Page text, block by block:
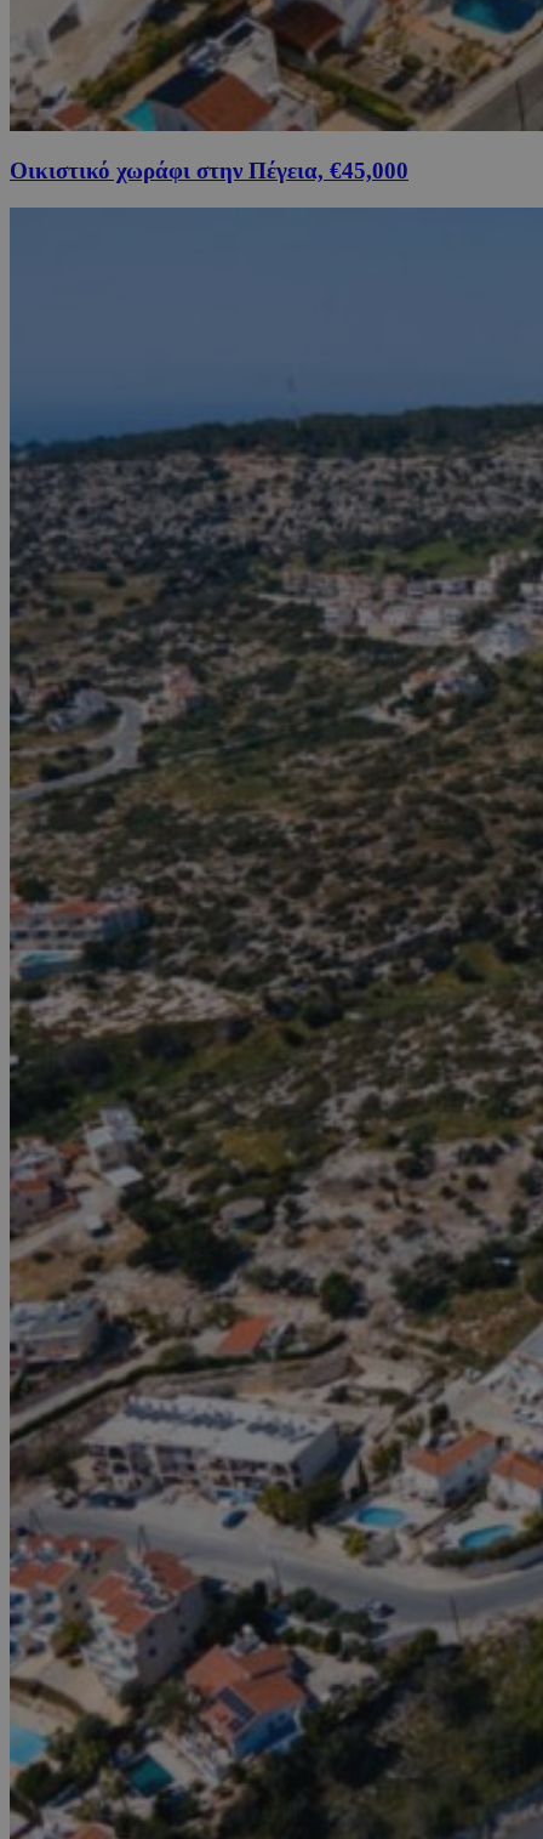
Οικιστικό χωράφι στην Πέγεια, €45,000